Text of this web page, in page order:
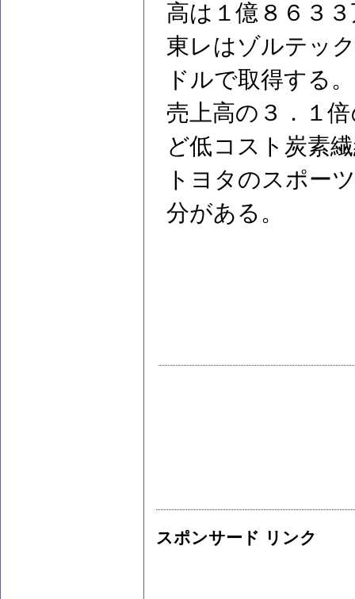
高は１億８６３
東レはゾルテッ
ドルで取得する。
売上高の３．１
ど低コスト炭素
トヨタのスポー
分がある。
スポンサード リンク